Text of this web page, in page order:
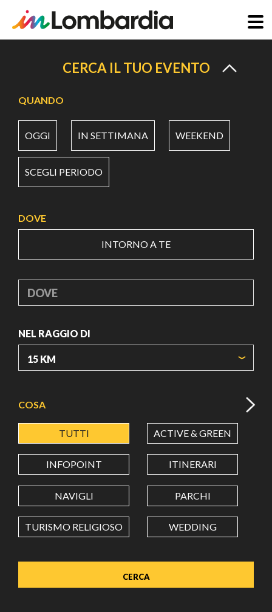
principale
CERCA IL TUO EVENTO
QUANDO
OGGI IN SETTIMANA WEEKEND
SCEGLI PERIODO
DOVE
INTORNO A TE
DOVE
NEL RAGGIO DI
LATITUDINE
LONGITUDINE
Value in decimal degrees. Use dot (.) as decimal separator.
COSA
TUTTI ACTIVE & GREEN
INFOPOINT ITINERARI
NAVIGLI PARCHI
TURISMO RELIGIOSO WEDDING